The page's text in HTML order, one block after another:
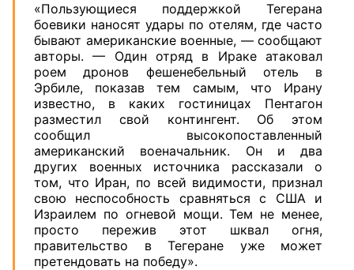
«Пользующиеся поддержкой Тегерана
боевики наносят удары по отелям, где часто
бывают американские военные, — сообщают
авторы. — Один отряд в Ираке атаковал
роем дронов фешенебельный отель в
Эрбиле, показав тем самым, что Ирану
известно, в каких гостиницах Пентагон
разместил свой контингент. Об этом
сообщил высокопоставленный
американский военачальник. Он и два
других военных источника рассказали о
том, что Иран, по всей видимости, признал
свою неспособность сравняться с США и
Израилем по огневой мощи. Тем не менее,
просто пережив этот шквал огня,
правительство в Тегеране уже может
претендовать на победу».